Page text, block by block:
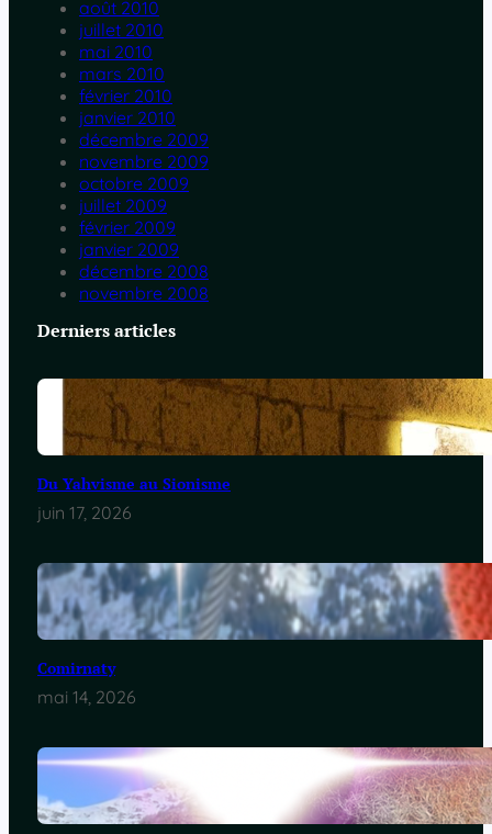
août 2010
juillet 2010
mai 2010
mars 2010
février 2010
janvier 2010
décembre 2009
novembre 2009
octobre 2009
juillet 2009
février 2009
janvier 2009
décembre 2008
novembre 2008
Derniers articles
Du Yahvisme au Sionisme
juin 17, 2026
Comirnaty
mai 14, 2026